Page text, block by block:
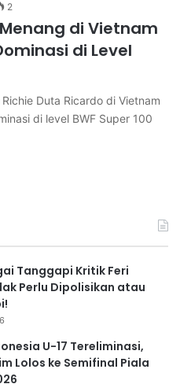
2
di Vietnam
di Level
Duta Ricardo di Vietnam
di level BWF Super 100
Tanggapi Kritik Feri
Perlu Dipolisikan atau
U-17 Tereliminasi,
Lolos ke Semifinal Piala